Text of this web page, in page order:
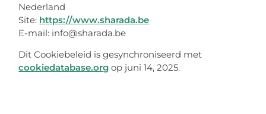
Nederland
Site: https://www.sharada.be
E-mail: info@sharada.be
Dit Cookiebeleid is gesynchroniseerd met
cookiedatabase.org op juni 14, 2025.